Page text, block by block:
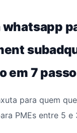
em 7
para quem
PMEs entre 5 e